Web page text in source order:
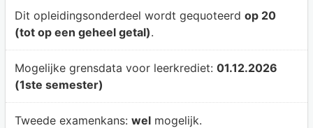
Dit opleidingsonderdeel wordt gequoteerd op 20
(tot op een geheel getal).
Mogelijke grensdata voor leerkrediet: 01.12.2026
(1ste semester)
Tweede examenkans: welmogelijk.